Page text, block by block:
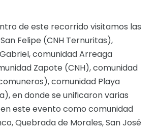
de este recorrido visitamos las
Felipe (CNH Ternuritas),
comunidad Arreaga
Zapote (CNH), comunidad
comunidad Playa
en donde se unificaron varias
este evento como comunidad
Quebrada de Morales, San José